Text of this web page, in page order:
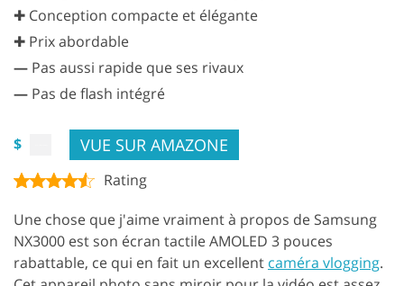
✚ Conception compacte et élégante
✚ Prix abordable
— Pas aussi rapide que ses rivaux
— Pas de flash intégré
$ VUE SUR AMAZONE
Rating
Une chose que j'aime vraiment à propos de Samsung
NX3000 est son écran tactile AMOLED 3 pouces
rabattable, ce qui en fait un excellent caméra vlogging.